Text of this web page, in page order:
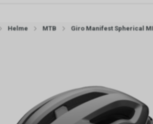
Helme MTB Giro Manifest Spherical